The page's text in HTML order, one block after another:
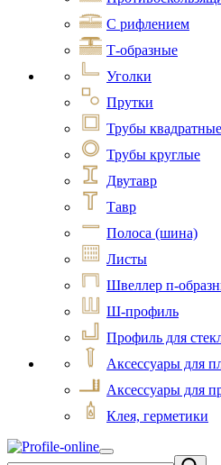
С рифлением
Т-образные
Уголки
Прутки
Трубы
Трубы круглые
Двутавр
Тавр
Полоса (шина)
Листы
Швеллер п-
Ш-профиль
Профиль для
Аксессуары для
Аксессуары для
Клея, герметики